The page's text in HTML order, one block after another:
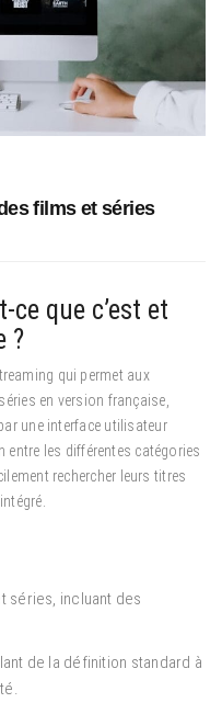
films et séries
ce que c’est et
?
qui permet aux
en version française,
une interface utilisateur
les différentes catégories
rechercher leurs titres
séries, incluant des
de la définition standard à